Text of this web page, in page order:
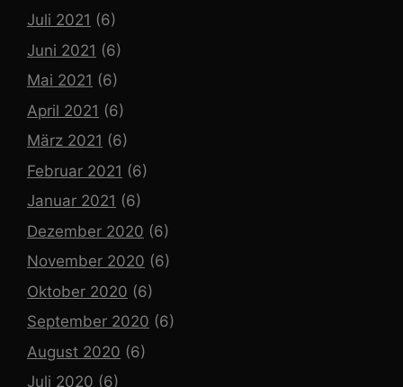
Juli 2021 (6)
Juni 2021 (6)
Mai 2021 (6)
April 2021 (6)
März 2021 (6)
Februar 2021 (6)
Januar 2021 (6)
Dezember 2020 (6)
November 2020 (6)
Oktober 2020 (6)
September 2020 (6)
August 2020 (6)
Juli 2020 (6)